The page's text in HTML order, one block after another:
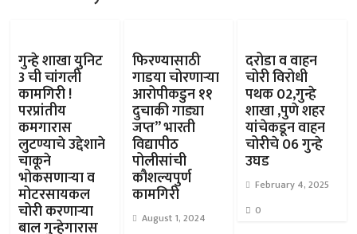
गुन्हे शाखा युनिट
3 ची चांगली
कामगिरी !
परप्रांतीय
कमगारास
लुटण्याचे उद्देशाने
चाकूने
भोकसणाऱ्या व
मोटरसायकल
चोरी करणाऱ्या
बाल गुन्हेगारास
फिरण्यासाठी
गाडया चोरणाऱ्या
आरोपीकडुन ११
दुचाकी गाड्या
जप्त” भारती
विद्यापीठ
पोलीसांची
कौशल्यपुर्ण
कामगिरी
August 1, 2024
दरोडा व वाहन
चोरी विरोधी
पथक 02,गुन्हे
शाखा ,पुणे शहर
यांचेकडून वाहन
चोरीचे 06 गुन्हे
उघड
February 4, 2025
0